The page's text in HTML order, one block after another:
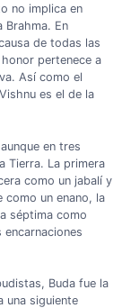
no implica en
Brahma. En
de todas las
pertenece a
Así como el
es el de la
en tres
Tierra. La primera
como un jabalí y
como un enano, la
séptima como
Buda fue la
una siguiente